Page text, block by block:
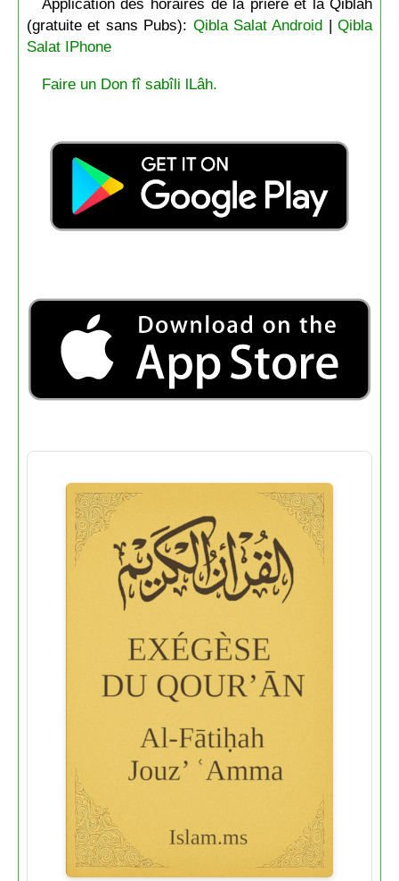
Application des horaires de la prière et la Qiblah
(gratuite et sans Pubs): Qibla Salat Android |Qibla
Salat IPhone
Faire un Don fî sabîli lLâh.